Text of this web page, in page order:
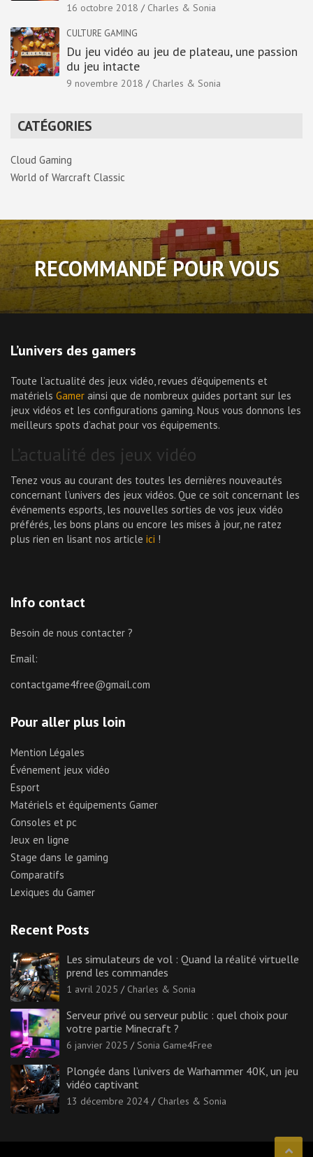
16 octobre 2018 Charles & Sonia
CULTURE GAMING
Du jeu vidéo au jeu de plateau, une passion
du jeu intacte
9 novembre 2018 Charles & Sonia
CATÉGORIES
Cloud Gaming
World of Warcraft Classic
RECOMMANDÉ POUR VOUS
L’univers des gamers
Toute l’actualité des jeux vidéo, revues d’équipements et
matériels Gamer ainsi que de nombreux guides portant sur les
jeux vidéos et les configurations gaming. Nous vous donnons les
meilleurs spots d’achat pour vos équipements.
L’actualité des jeux vidéo
Tenez vous au courant des toutes les dernières nouveautés
concernant l’univers des jeux vidéos. Que ce soit concernant les
événements esports, les nouvelles sorties de vos jeux vidéo
préférés, les bons plans ou encore les mises à jour, ne ratez
plus rien en lisant nos article ici !
Info contact
Besoin de nous contacter ?
Email:
contactgame4free@gmail.com
Pour aller plus loin
Mention Légales
Événement jeux vidéo
Esport
Matériels et équipements Gamer
Consoles et pc
Jeux en ligne
Stage dans le gaming
Comparatifs
Lexiques du Gamer
Recent Posts
Les simulateurs de vol : Quand la réalité virtuelle
prend les commandes
1 avril 2025 Charles & Sonia
Serveur privé ou serveur public : quel choix pour
votre partie Minecraft ?
6 janvier 2025 Sonia Game4Free
Plongée dans l’univers de Warhammer 40K, un jeu
vidéo captivant
13 décembre 2024 Charles & Sonia